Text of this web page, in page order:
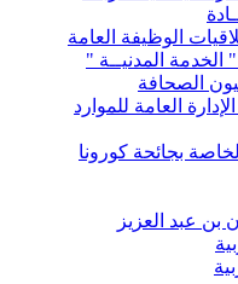
الوظيفة العامة
الصحافة
العامة للموارد
بجائحة كورونا
بن عبد العزيز